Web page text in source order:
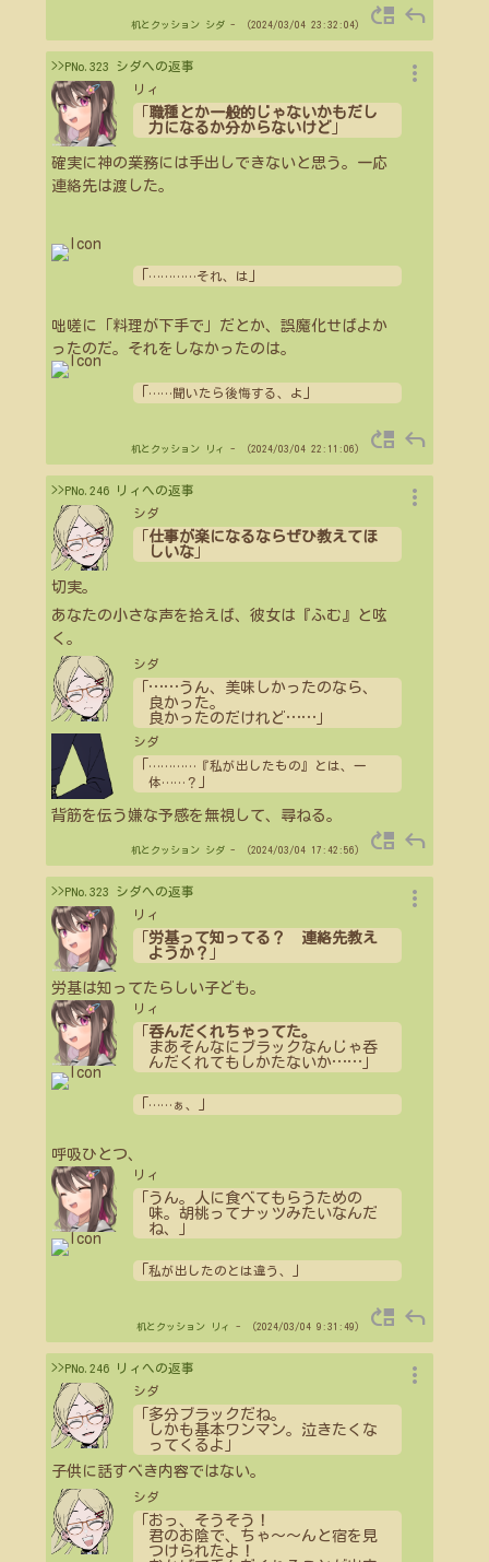
机とクッション シダ- （2024/03/04 23:32:04） move_up reply
>>PNo.323 シダへの返事
リィ
職種とか一般的じゃないかもだし
力になるか分からないけど
確実に神の業務には手出しできないと思う。一応
連絡先は渡した。
…………それ、は
咄嗟に「料理が下手で」だとか、誤魔化せばよか
ったのだ。それをしなかったのは。
…… 聞いたら後悔する、よ
more_vert
机とクッション リィ - （2024/03/04 22:11:06） move_up reply
>>PNo.246 リィへの返事
シダ
仕事が楽になるならぜひ教えてほ
しいな」
切実。
あなたの小さな声を拾えば、彼女は『ふむ』と呟
く。
シダ
……うん、美味しかったのなら、
良かった。
良かったのだけれど ……
シダ
………… 『私が出したもの』とは、一
体…… ？
背筋を伝う嫌な予感を無視して、尋ねる。
more_vert
机とクッション シダ- （2024/03/04 17:42:56） move_up reply
>>PNo.323 シダへの返事
リィ
労基って知ってる？ 連絡先教え
ようか？
労基は知ってたらしい子ども。
リィ
呑んだくれちゃってた。
まあそんなにブラックなんじゃ呑
んだくれてもしかたないか……
…… ぁ、
呼吸ひとつ、
リィ
「うん。人に食べてもらうための
味。胡桃ってナッツみたいなんだ
ね、」
私が出したのとは違う、
more_vert
机とクッション リィ - （2024/03/04 9:31:49） move_up reply
>>PNo.246 リィへの返事
シダ
「多分ブラックだね。
しかも基本ワンマン。泣きたくな
ってくるよ」
子供に話すべき内容ではない。
シダ
「おっ、そうそう！
君のお陰で、ちゃ〜〜んと宿を見
つけられたよ！
more_vert